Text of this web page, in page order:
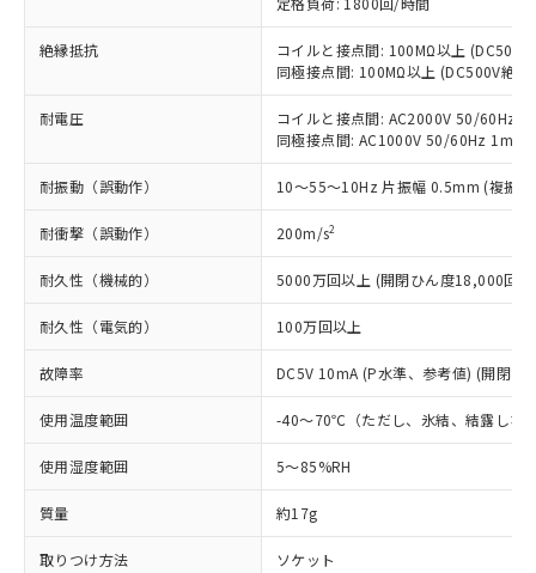
絶縁抵抗
コイルと接点間: 100MΩ以上
同極接点間: 100MΩ以上 (DC500V絶縁
耐電圧
コイルと接点間: AC2000V 50/60Hz
同極接点間: AC1000V 50/60Hz 1min
耐振動（誤動作） 10～55～10Hz 片振幅 0.5mm (複振
耐衝撃（誤動作） 200m/s2
耐久性（機械的） 5000万回以上 (開閉ひん度18,000回/
耐久性（電気的） 100万回以上
故障率 DC5V 10mA (P水準、参考値) (開閉
使用温度範囲 -40～70℃（ただし、氷結、結露しな
使用湿度範囲 5～85%RH
質量 約17g
取りつけ方法 ソケット
当社制御機器事業取扱商品の中には、
本サービスの対象外となる商品もある
ことをご了承ください。
在庫状況および標準価格照会結果は、
記載している更新日時点での社内デー
タに基づき作成されるものであり、閲
覧された時点での実際の在庫および標
準価格とは異なる場合があることをご
正式な納期状況および標準価格はお客
様のお取引先、またはお客様担当のオ
ムロン制御機器販売店・当社販売員に
ご相談ください。
オムロン制御機器販売店や当社販売拠
販売ネットワーク
」をご確認
在庫状況および標準価格結果を当社の
事前の承諾なく第三者に漏洩または開
示しないようお願いします。
マイパーツ機能（部品リスト作成サー
ビス）をご利用いただくには、I-Web
メンバーズにご登録されている必要が
害物質有無と関係のない商品です。
仕入先様の事情により、非含有部品として
いたものが、含有品と判明した場合などや
むを得ず変更することがあります。
鉛(Pb) 1000ppm以下、 水銀(Hg) 1000ppm以下、 カド
六価クロム(Cr(Ⅵ)) 1000ppm以下、ポリ臭化ビフェニル
(PBDE) 1000ppm以下、フタル酸ビス(2-エチルヘキシ
ル) (DEHP)(別名：DOP) 1000ppm以下、フタル酸ブチ
ルベンジル（BBP） 1000ppm以下、フタル酸ジブチル
（DBP） 1000ppm以下、フタル酸ジイソブチル
(DIBP) 1000ppm以下
但し、RoHS指令で産業用監視および制御機器に対する
適用除外項目は除く。
フタル酸エステル類の４物質については閾値を超える意
図的な使用がないことを確認しています。
※2 対応予定月
部品在庫の切り替え状況などにより、予定
月が前後することがあります。
「×」：最大均質材料含有率が中国RoHSの
基準値を超えていることを示します。
「－」：未確認です。当社販売部門へお問
*中国RoHS10物質の基準値 (GB/T26572)：
Pb(鉛) :1000ppm、 Hg(水銀) : 1000ppm、 Cd(カドミウ
ム) : 100ppm、
Cr(Ⅵ)(六価クロム) : 1000ppm、 PBBs(ポリ臭化ビフェ
ニル類) : 1000ppm、 PBDEs(ポリ臭化ジフェニルエーテ
ル類) : 1000ppm、
DBP(フタル酸ジブチル) : 1000ppm、 DIBP(フタル酸ジ
イソブチル) : 1000ppm、 BBP(フタル酸ブチルベンジ
※2 環境保護使用期限
「ｅ」：有害物質（10物質）のすべてが基
準値以下であることを示します。
「10」：通常の使用状況下において有害物
質が外部に漏えいし、環境に深刻な影響を
及ぼさない年数を意味します。
「－」：未確認です。当社販売部門へお問
当社は、これら貴社製品のうち、外国
為替および外国貿易法に定める商品
（以下｢規制貨物等」という）を輸出
または国外への提供する場合は、日本
国政府の輸出許可(または役務取引許
可)を取得するなどの必要な手続きを
当社は規制貨物を破棄する場合は、完
全に破砕するなど、違法に輸出されな
いよう必要な手段を講じます。
当社は貴社製品を、核兵器、ミサイ
ル、化学兵器、生物兵器またはその他
武器並びにこれらの製造装置等に一切
使用いたしません。
当社は、貴社製品を第三者に販売する
場合は、上記1、2および3の内容を当
該第三者に通知します。また当社は、
販売先および販売に係わる関係者が違
法に輸出するおそれがある場合は、取
り引きをいたしません。
○ 一定数以上の在庫あり
△ 一定数には満たないが在庫あり
－
在庫なし(最新の在庫状況につ
いては、お客様のお取引先、ま
たはお客様担当のオムロン制御
機器販売店・当社販売員にご確
認ください)
受注生産機種、また在庫状況の
情報を公開していない機種